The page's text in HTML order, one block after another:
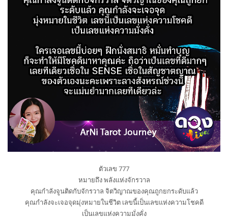
ตัวเลข 777
หมายถึง พลังแห่งจักรวาล
คุณกำลังจูนติดกับจักรวาล จิตวิญาณของคุณถูกยกระดับแล้ว
คุณกำลังจะเจอจุดมุ่งหมายในชีวิต เลขนี้เป็นเลขแห่งความโชคดี
เป็นเลขแห่งความมั่งคั่ง